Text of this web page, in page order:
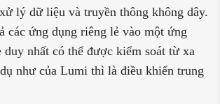
lý dữ liệu và truyền thông không dây.
các ứng dụng riêng lẻ vào một ứng
duy nhất có thể được kiểm soát từ xa
như của Lumi thì là điều khiển trung